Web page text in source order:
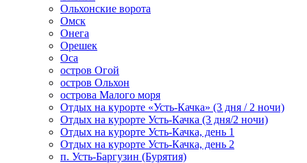
Ольхонские ворота
Омск
Онега
Орешек
Оса
остров Огой
остров Ольхон
острова Малого моря
Отдых на курорте «Усть-Качка» (3 дня / 2 ночи)
Отдых на курорте Усть-Качка (3 дня/2 ночи)
Отдых на курорте Усть-Качка, день 1
Отдых на курорте Усть-Качка, день 2
п. Усть-Баргузин (Бурятия)